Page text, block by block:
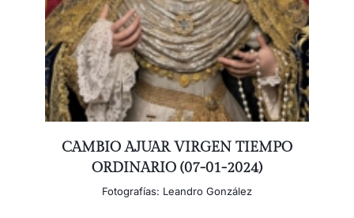
CAMBIO AJUAR VIRGEN TIEMPO
ORDINARIO (07-01-2024)
Fotografías: Leandro González